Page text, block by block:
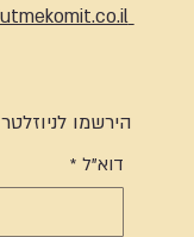
info@edutmekomit.co.il
הירשמו לניוזלטר
דוא"ל *